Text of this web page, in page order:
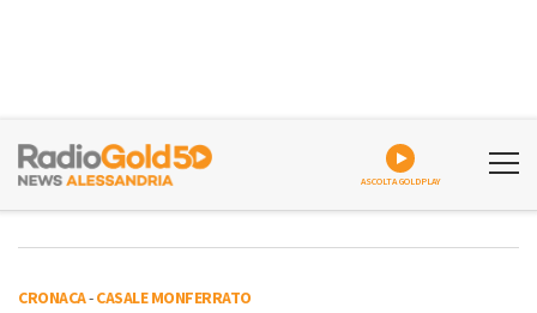
ASCOLTA GOLDPLAY
CRONACA-CASALE MONFERRATO